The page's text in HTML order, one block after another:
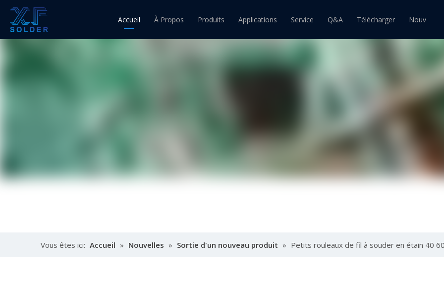
Accueil À Propos Produits
Fil à souder étain-plomb
Barre de soudure étain-plomb
Pâte à souder étain
Pâte à souder étain-plomb
Applications Service Q&A Télécharger Nouvelles
Vous êtes ici: Accueil » Nouvelles » Sortie d'un nouveau produit » Petits rouleaux de fil à souder en étain 40